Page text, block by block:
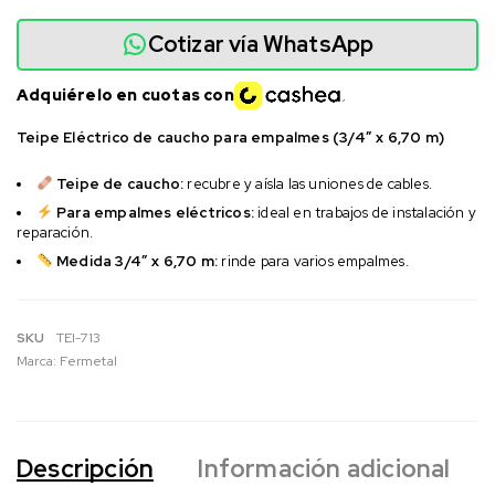
Teipe Eléctrico de caucho para empalmes (3/4″ x 6,70 m)
Teipe de caucho: recubre y aísla las uniones de cables.
Para empalmes eléctricos:ideal en trabajos de instalación y
reparación.
Medida 3/4″ x 6,70 m: rinde para varios empalmes.
Cotizar vía WhatsApp
Adquiérelo en cuotas con
SKU
TEI-713
Marca: Fermetal
Descripción Información adicional